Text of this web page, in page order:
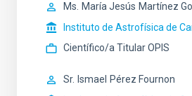
Ms. María Jesús Martínez
Instituto de Astrofísica de
Científico/a Titular OPIS
Sr. Ismael
Pérez Fournon